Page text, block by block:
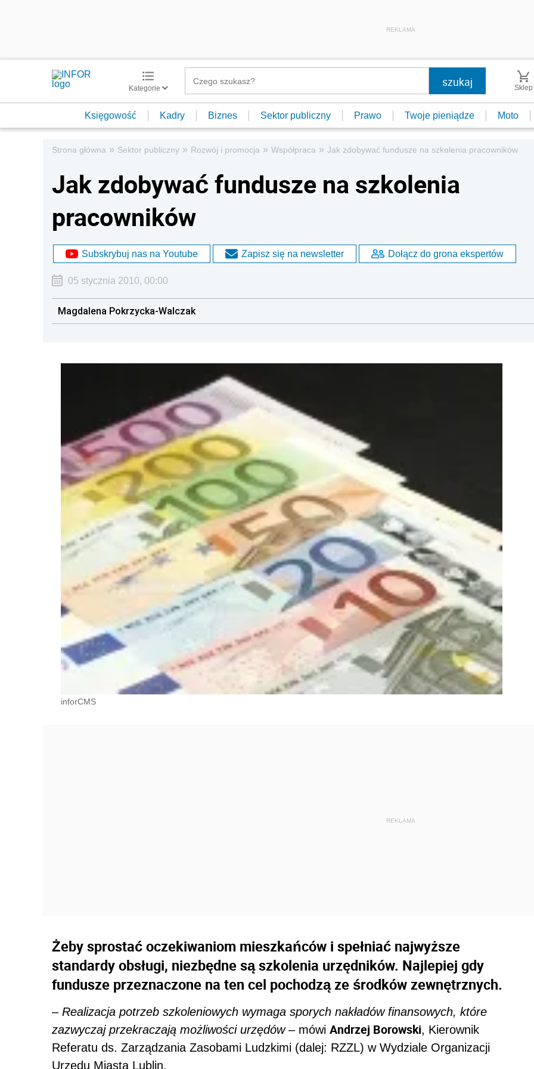
REKLAMA
Kategorie Sklep
Księgowość Kadry Biznes Sektor publiczny Prawo Twoje pieniądze Moto
Strona główna » Sektor publiczny » Rozwój i promocja » Współpraca » Jak zdobywać fundusze na szkolenia pracowników
Jak zdobywać fundusze na szkolenia
pracowników
Subskrybuj nas na Youtube Zapisz się na newsletter Dołącz do grona ekspertów
05 stycznia 2010, 00:00
Magdalena Pokrzycka-Walczak
inforCMS
Żeby sprostać oczekiwaniom mieszkańców i spełniać najwyższe
standardy obsługi, niezbędne są szkolenia urzędników. Najlepiej gdy
fundusze przeznaczone na ten cel pochodzą ze środków zewnętrznych.
– Realizacja potrzeb szkoleniowych wymaga sporych nakładów finansowych, które
zazwyczaj przekraczają możliwości urzędów– mówi Andrzej Borowski, Kierownik
Referatu ds. Zarządzania Zasobami Ludzkimi (dalej: RZZL) w Wydziale Organizacji
Urzędu Miasta Lublin.